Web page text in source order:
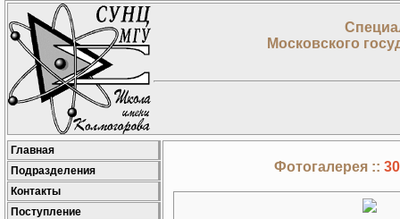
Московского
Главная
Подразделения
Контакты
Поступление
Фотогалерея ::